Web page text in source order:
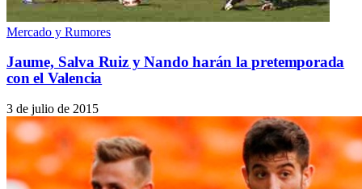
Mercado y Rumores
Jaume, Salva Ruiz y Nando harán la pretemporada
con el Valencia
3 de julio de 2015